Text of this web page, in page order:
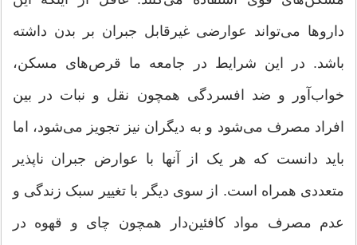
داروها می‌تواند عوارضی غیرقابل جبران بر بدن داشته
باشد. در این شرایط در جامعه ما قرص‌های مسکن،
خواب‌آور و ضد افسردگی همچون نقل و نبات در بین
افراد مصرف می‌شود و به دیگران نیز تجویز می‌شود، اما
باید دانست که هر یک از آنها با عوارض جبران ناپذیر
متعددی همراه است. از سوی دیگر با تغییر سبک زندگی و
عدم مصرف مواد کافئین‌دار همچون چای و قهوه در